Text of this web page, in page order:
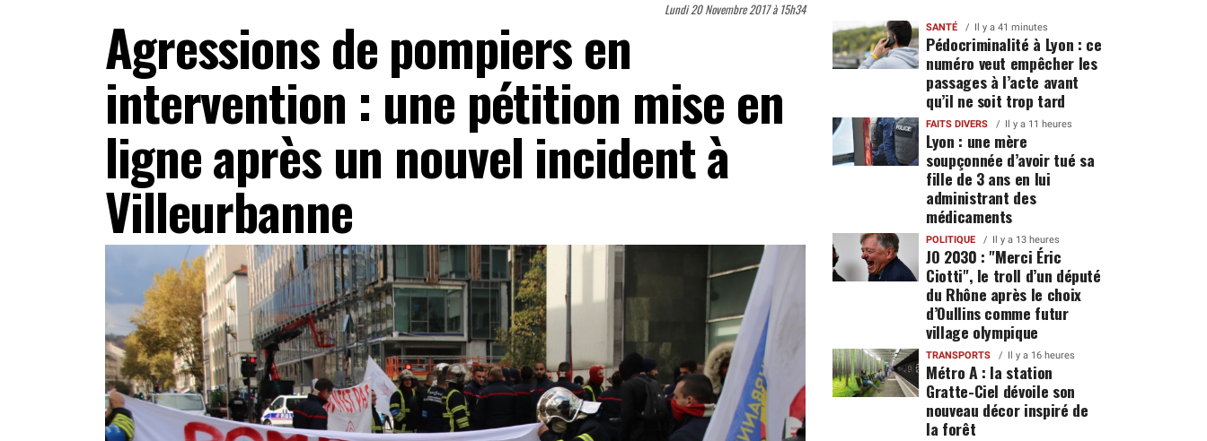
Lundi 20 Novembre 2017 à 15h34
Agressions de pompiers en
intervention : une pétition mise en
ligne après un nouvel incident à
Villeurbanne
SANTÉ Il y a 41 minutes
Pédocriminalité à Lyon : ce
numéro veut empêcher les
passages à l’acte avant
qu’il ne soit trop tard
FAITS DIVERS Il y a 11 heures
Lyon : une mère
soupçonnée d’avoir tué sa
fille de 3 ans en lui
administrant des
médicaments
POLITIQUE Il y a 13 heures
JO 2030 : "Merci Éric
Ciotti", le troll d’un député
du Rhône après le choix
d’Oullins comme futur
village olympique
TRANSPORTS Il y a 16 heures
Métro A : la station
Gratte-Ciel dévoile son
nouveau décor inspiré de
la forêt